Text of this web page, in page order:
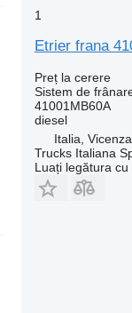
1
Etrier frana
Preț la cerere
Sistem de
41001MB60A
diesel
Italia,
Trucks Italiana
Luați legătura